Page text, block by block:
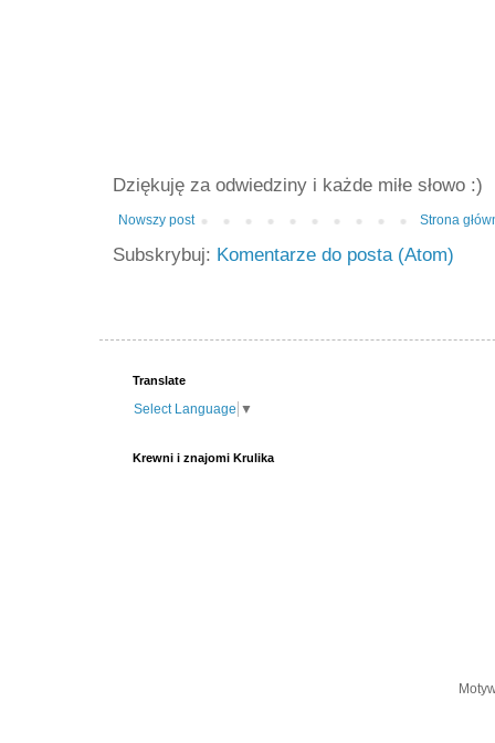
Dziękuję za odwiedziny i każde miłe słowo :)
Nowszy post Strona
Subskrybuj: Komentarze do posta (Atom)
Translate
Select Language ▼
Krewni i znajomi Krulika